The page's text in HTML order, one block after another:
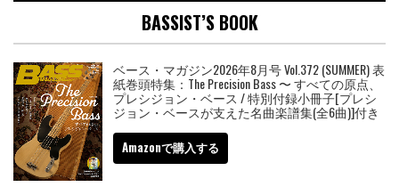
BASSIST’S BOOK
ベース・マガジン2026年8月号 Vol.372 (SUMMER) 表
紙巻頭特集：The Precision Bass 〜 すべての原点、
プレシジョン・ベース / 特別付録小冊子[プレシ
ジョン・ベースが支えた名曲楽譜集(全6曲)]付き
Amazonで購入する